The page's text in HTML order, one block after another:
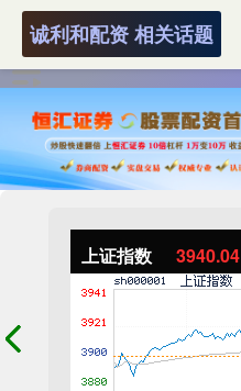
上证指数 3940.04
诚利和配资 相关话题